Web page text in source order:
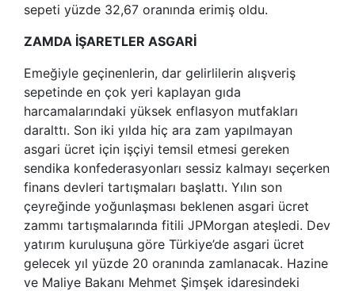
sepeti yüzde 32,67 oranında erimiş oldu.
ZAMDA İŞARETLER ASGARİ
Emeğiyle geçinenlerin, dar gelirlilerin alışveriş
sepetinde en çok yeri kaplayan gıda
harcamalarındaki yüksek enflasyon mutfakları
daralttı. Son iki yılda hiç ara zam yapılmayan
asgari ücret için işçiyi temsil etmesi gereken
sendika konfederasyonları sessiz kalmayı seçerken
finans devleri tartışmaları başlattı. Yılın son
çeyreğinde yoğunlaşması beklenen asgari ücret
zammı tartışmalarında fitili JPMorgan ateşledi. Dev
yatırım kuruluşuna göre Türkiye’de asgari ücret
gelecek yıl yüzde 20 oranında zamlanacak. Hazine
ve Maliye Bakanı Mehmet Şimşek idaresindeki